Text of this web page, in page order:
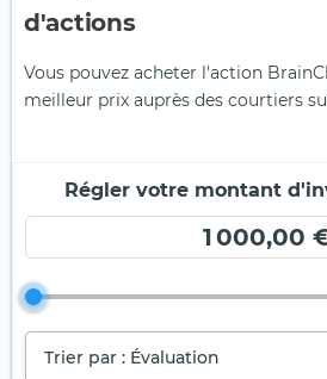
d'actions
Vous pouvez acheter l'action
meilleur prix auprès des courtiers
Régler votre montant
1 000,00
Trier par : Évaluation